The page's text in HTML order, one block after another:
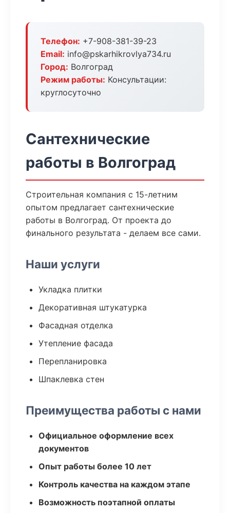
Телефон: +7-908-381-39-23
Email: info@pskarhikrovlya734.ru
Город: Волгоград
Режим работы: Консультации:
круглосуточно
Сантехнические
работы в Волгоград
Строительная компания с 15-летним
опытом предлагает сантехнические
работы в Волгоград. От проекта до
финального результата - делаем все сами.
Наши услуги
Укладка плитки
Декоративная штукатурка
Фасадная отделка
Утепление фасада
Перепланировка
Шпаклевка стен
Преимущества работы с нами
Официальное оформление всех
документов
Опыт работы более 10 лет
Контроль качества на каждом этапе
Возможность поэтапной оплаты